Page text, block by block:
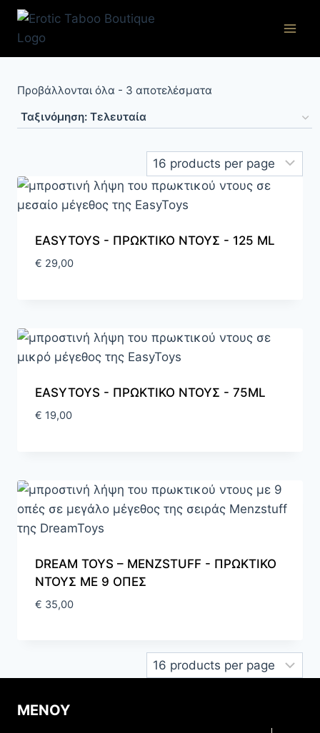
Skip
content
Προβάλλονται όλα - 3 αποτελέσματα
latest
EASYTOYS - ΠΡΩΚΤΙΚΟ ΝΤΟΥΣ - 125 ML
€ 29,00
EASYTOYS - ΠΡΩΚΤΙΚΟ ΝΤΟΥΣ - 75ML
€ 19,00
DREAM TOYS – MENZSTUFF - ΠΡΩΚΤΙΚΟ
ΝΤΟΥΣ ΜΕ 9 ΟΠΕΣ
€ 35,00
ΜΕΝΟΥ